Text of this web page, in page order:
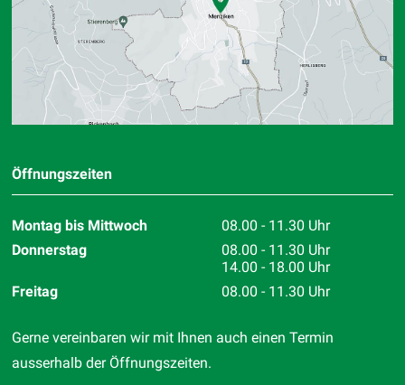
Öffnungszeiten
Montag bis Mittwoch
08.00 - 11.30 Uhr
Donnerstag
08.00 - 11.30 Uhr
14.00 - 18.00 Uhr
Freitag
08.00 - 11.30 Uhr
Gerne vereinbaren wir mit Ihnen auch einen Termin
ausserhalb der Öffnungszeiten.